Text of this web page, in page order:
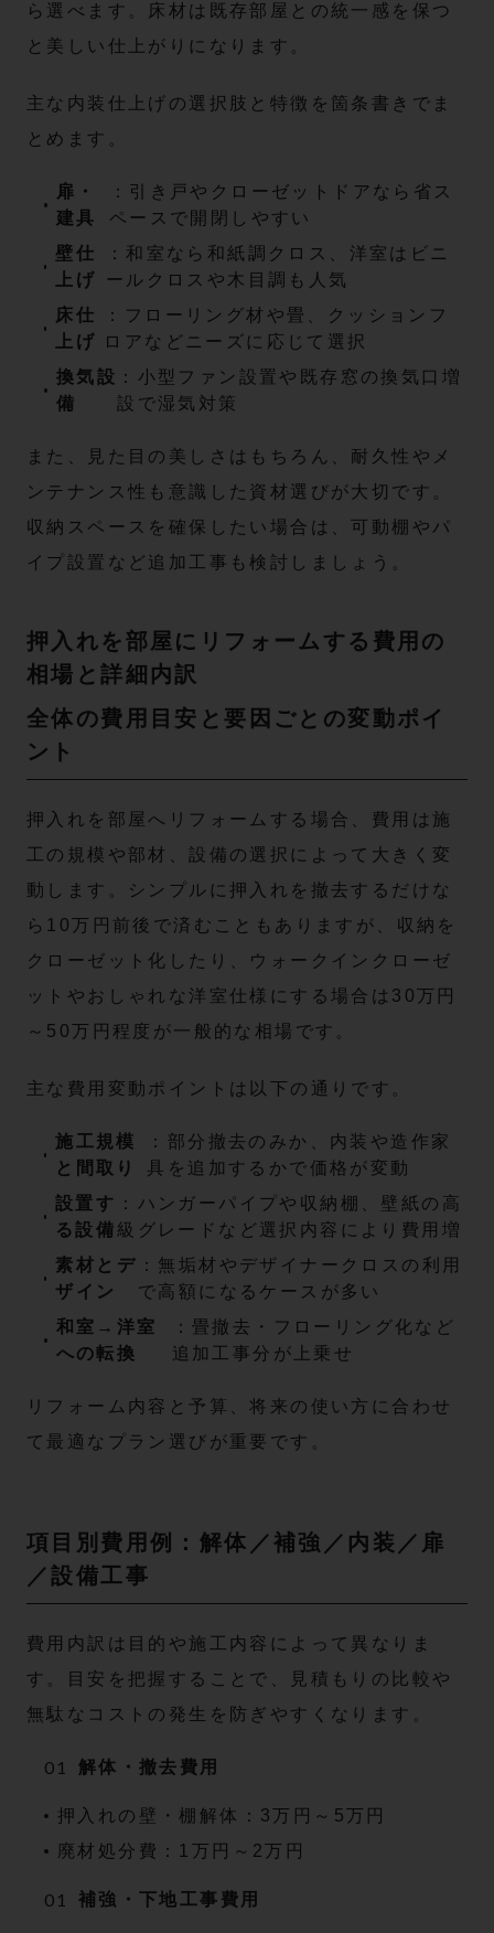
ら選べます。床材は既存部屋との統一感を保つ
と美しい仕上がりになります。
主な内装仕上げの選択肢と特徴を箇条書きでま
とめます。
扉・
建具
：引き戸やクローゼットドアなら省ス
ペースで開閉しやすい
壁仕
上げ
：和室なら和紙調クロス、洋室はビニ
ールクロスや木目調も人気
床仕
上げ
：フローリング材や畳、クッションフ
ロアなどニーズに応じて選択
換気設
備
：小型ファン設置や既存窓の換気口増
設で湿気対策
また、見た目の美しさはもちろん、耐久性やメ
ンテナンス性も意識した資材選びが大切です。
収納スペースを確保したい場合は、可動棚やパ
イプ設置など追加工事も検討しましょう。
押入れを部屋にリフォームする費用の
相場と詳細内訳
全体の費用目安と要因ごとの変動ポイ
ント
押入れを部屋へリフォームする場合、費用は施
工の規模や部材、設備の選択によって大きく変
動します。シンプルに押入れを撤去するだけな
ら10万円前後で済むこともありますが、収納を
クローゼット化したり、ウォークインクローゼ
ットやおしゃれな洋室仕様にする場合は30万円
～50万円程度が一般的な相場です。
主な費用変動ポイントは以下の通りです。
施工規模
と間取り
：部分撤去のみか、内装や造作家
具を追加するかで価格が変動
設置す
る設備
：ハンガーパイプや収納棚、壁紙の高
級グレードなど選択内容により費用増
素材とデ
ザイン
：無垢材やデザイナークロスの利用
で高額になるケースが多い
和室→洋室
への転換
：畳撤去・フローリング化など
追加工事分が上乗せ
リフォーム内容と予算、将来の使い方に合わせ
て最適なプラン選びが重要です。
項目別費用例：解体／補強／内装／扉
／設備工事
費用内訳は目的や施工内容によって異なりま
す。目安を把握することで、見積もりの比較や
無駄なコストの発生を防ぎやすくなります。
解体・撤去費用
押入れの壁・棚解体：3万円～5万円
廃材処分費：1万円～2万円
補強・下地工事費用